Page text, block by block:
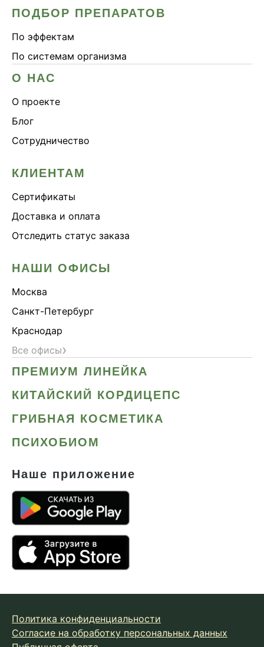
ПОДБОР ПРЕПАРАТОВ
По эффектам
По системам организма
О НАС
О проекте
Блог
Сотрудничество
КЛИЕНТАМ
Сертификаты
Доставка и оплата
Отследить статус заказа
НАШИ ОФИСЫ
Москва
Санкт-Петербург
Краснодар
Все офисы›
ПРЕМИУМ ЛИНЕЙКА
КИТАЙСКИЙ КОРДИЦЕПС
ГРИБНАЯ КОСМЕТИКА
ПСИХОБИОМ
Наше приложение
Политика конфиденциальности
Согласие на обработку персональных данных